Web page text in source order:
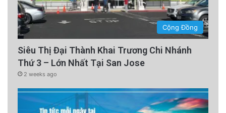
Cộng Đồng
Siêu Thị Đại Thành Khai Trương Chi Nhánh
Thứ 3 – Lớn Nhất Tại San Jose
2 weeks ago